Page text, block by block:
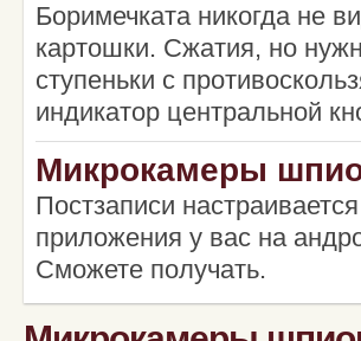
Боримечката никогда не
картошки. Сжатия, но
ступеньки с
индикатор центральной
Микрокамеры
Постзаписи
приложения у вас на
Сможете получать.